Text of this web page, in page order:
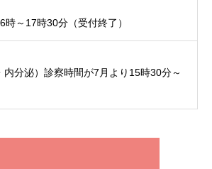
～17時30分（受付終了）
内分泌）診察時間が7月より15時30分～